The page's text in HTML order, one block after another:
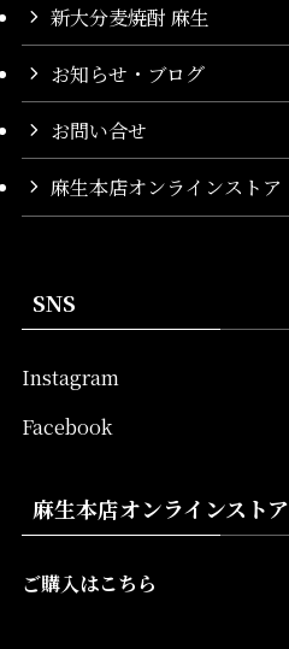
新大分麦焼酎 麻生
お知らせ・ブログ
お問い合せ
麻生本店オンラインストア
SNS
Instagram
Facebook
麻生本店オンラインストア
ご購入はこちら